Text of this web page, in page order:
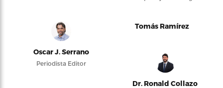
Oscar J. Serrano
Periodista Editor
Tomás Ramírez
Dr. Ronald Collazo